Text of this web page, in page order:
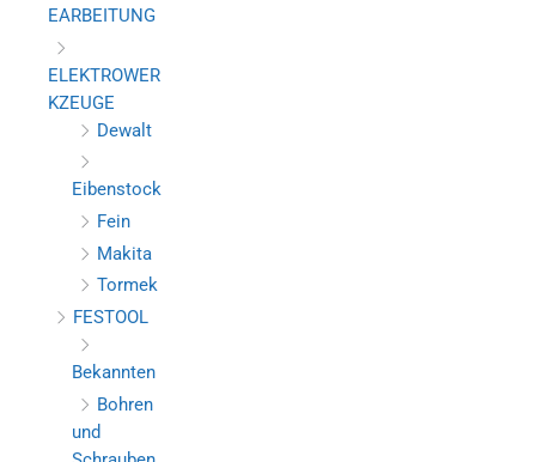
EARBEITUNG
ELEKTROWER
KZEUGE
Dewalt
Eibenstock
Fein
Makita
Tormek
FESTOOL
Bekannten
Bohren
und